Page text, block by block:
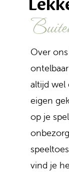
Over
altijd wel
eigen
op je
vind je